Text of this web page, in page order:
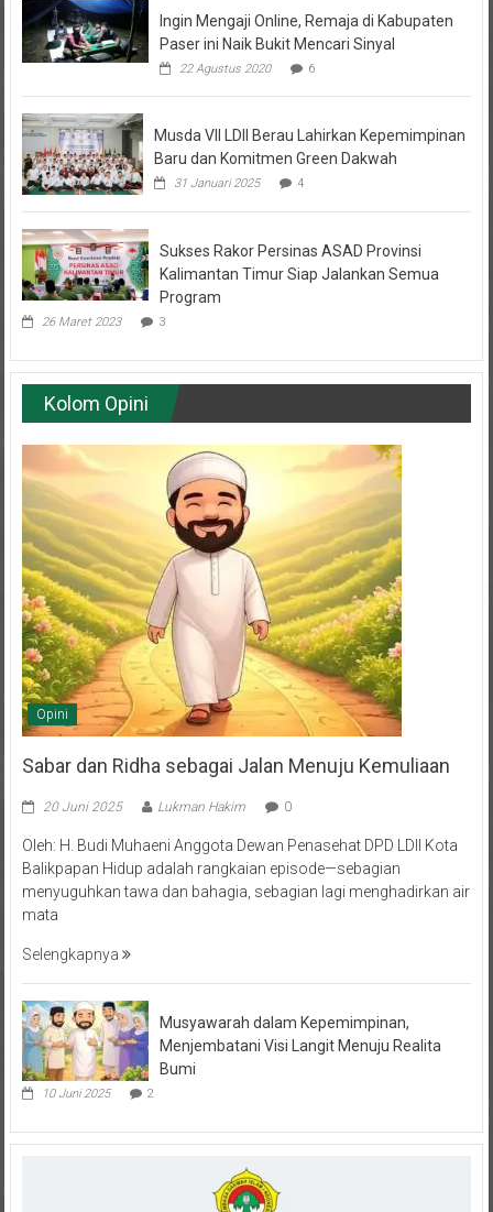
Ingin Mengaji Online, Remaja di Kabupaten
Paser ini Naik Bukit Mencari Sinyal
22 Agustus 2020 6
Musda VII LDII Berau Lahirkan Kepemimpinan
Baru dan Komitmen Green Dakwah
31 Januari 2025 4
Sukses Rakor Persinas ASAD Provinsi
Kalimantan Timur Siap Jalankan Semua
Program
26 Maret 2023 3
Kolom Opini
Opini
Sabar dan Ridha sebagai Jalan Menuju Kemuliaan
20 Juni 2025 Lukman Hakim 0
Oleh: H. Budi Muhaeni Anggota Dewan Penasehat DPD LDII Kota
Balikpapan Hidup adalah rangkaian episode—sebagian
menyuguhkan tawa dan bahagia, sebagian lagi menghadirkan air
mata
Selengkapnya
Musyawarah dalam Kepemimpinan,
Menjembatani Visi Langit Menuju Realita
Bumi
10 Juni 2025 2